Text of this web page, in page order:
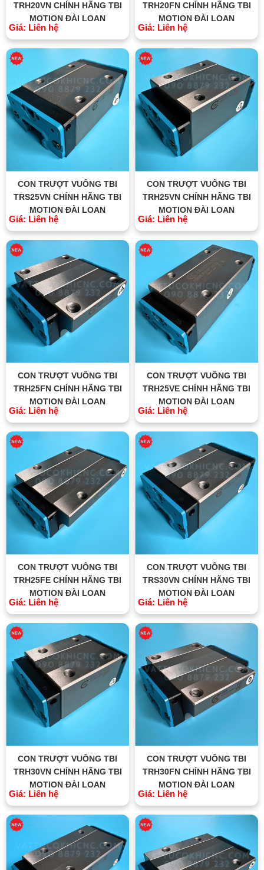
TRH20VN CHÍNH HÃNG TBI
MOTION ĐÀI LOAN
Giá: Liên hệ
TRH20FN CHÍNH HÃNG TBI
MOTION ĐÀI LOAN
Giá: Liên hệ
CON TRƯỢT VUÔNG TBI
TRS25VN CHÍNH HÃNG TBI
MOTION ĐÀI LOAN
Giá: Liên hệ
CON TRƯỢT VUÔNG TBI
TRH25VN CHÍNH HÃNG TBI
MOTION ĐÀI LOAN
Giá: Liên hệ
CON TRƯỢT VUÔNG TBI
TRH25FN CHÍNH HÃNG TBI
MOTION ĐÀI LOAN
Giá: Liên hệ
CON TRƯỢT VUÔNG TBI
TRH25VE CHÍNH HÃNG TBI
MOTION ĐÀI LOAN
Giá: Liên hệ
CON TRƯỢT VUÔNG TBI
TRH25FE CHÍNH HÃNG TBI
MOTION ĐÀI LOAN
Giá: Liên hệ
CON TRƯỢT VUÔNG TBI
TRS30VN CHÍNH HÃNG TBI
MOTION ĐÀI LOAN
Giá: Liên hệ
CON TRƯỢT VUÔNG TBI
TRH30VN CHÍNH HÃNG TBI
MOTION ĐÀI LOAN
Giá: Liên hệ
CON TRƯỢT VUÔNG TBI
TRH30FN CHÍNH HÃNG TBI
MOTION ĐÀI LOAN
Giá: Liên hệ